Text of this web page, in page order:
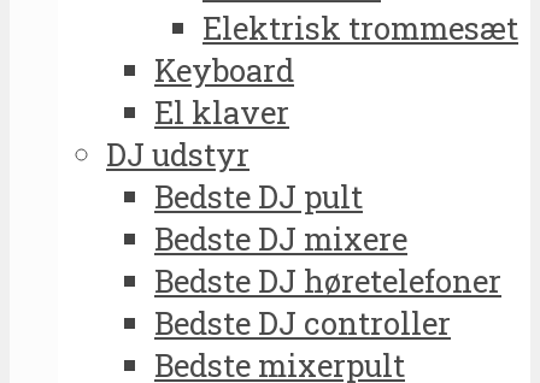
Elektrisk trommesæt
Keyboard
El klaver
DJ udstyr
Bedste DJ pult
Bedste DJ mixere
Bedste DJ høretelefoner
Bedste DJ controller
Bedste mixerpult